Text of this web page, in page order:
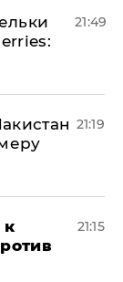
21:49
21:19
к
21:15